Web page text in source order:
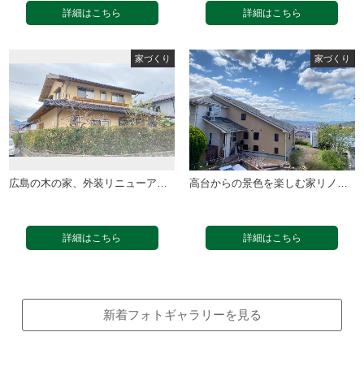
詳細はこちら 詳細はこちら
家づくり
広島の木の家、外装リニューアル工事（２０２１年秋）
詳細はこちら
家づくり
高台からの景色を楽しむ家リノベーション（２０２１…
詳細はこちら
新着フォトギャラリーを見る